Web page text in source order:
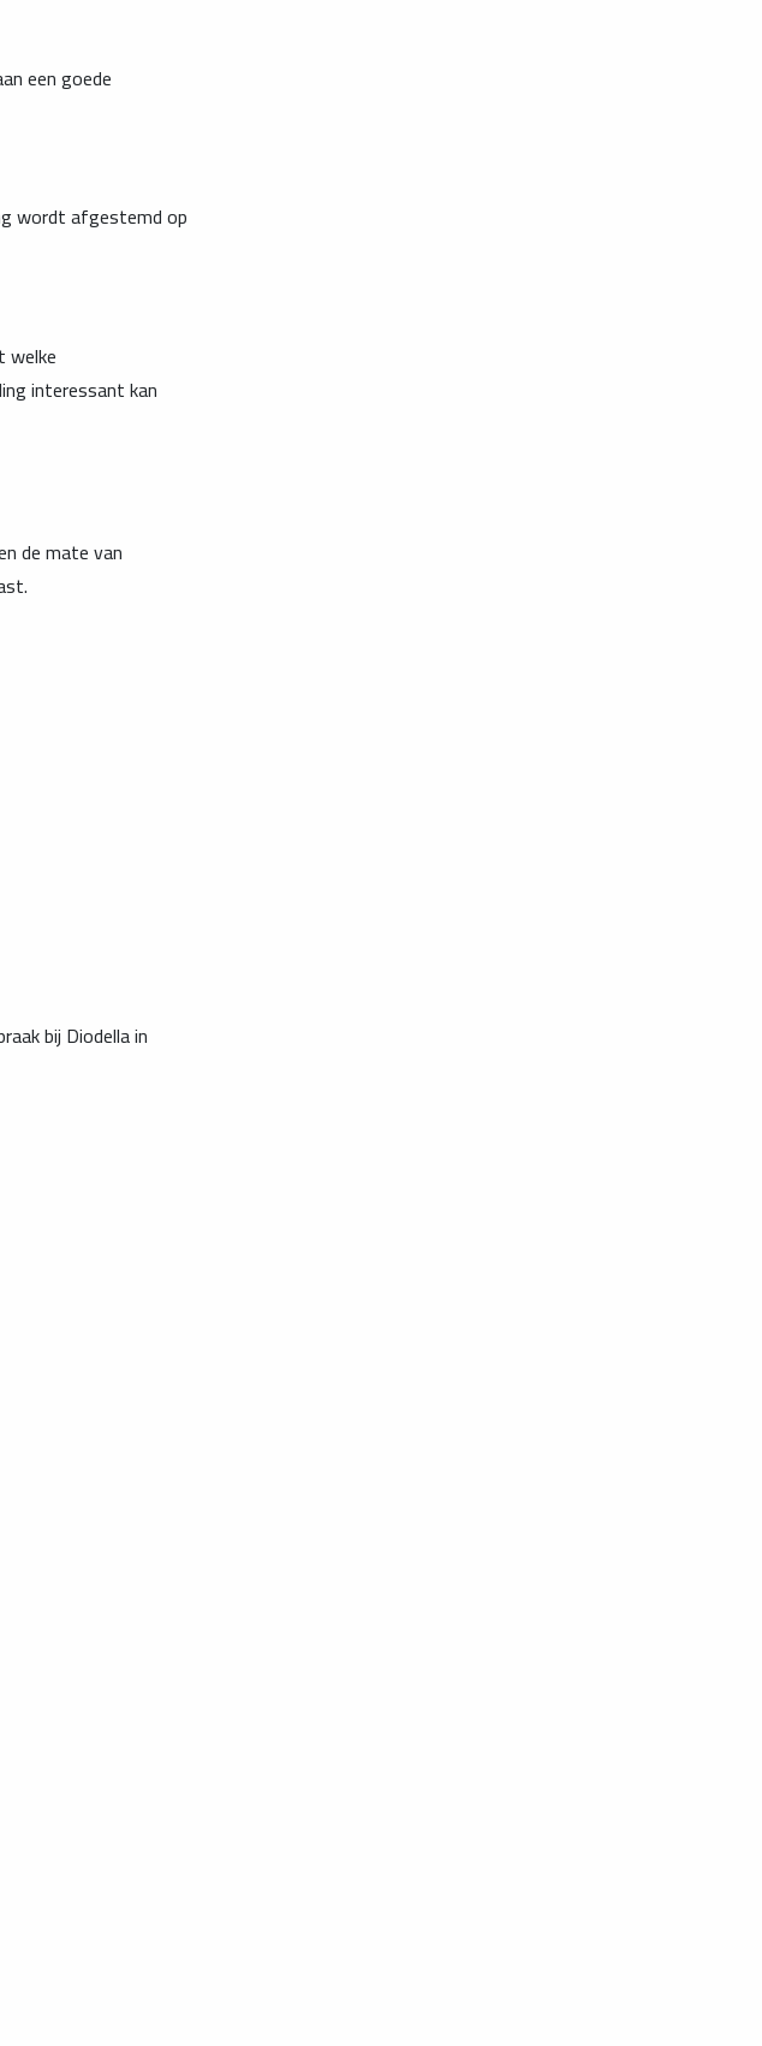
een goede
wordt afgestemd op
welke
interessant kan
de mate van
bij Diodella in